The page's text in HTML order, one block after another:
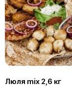
Люля mix 2,6 кг